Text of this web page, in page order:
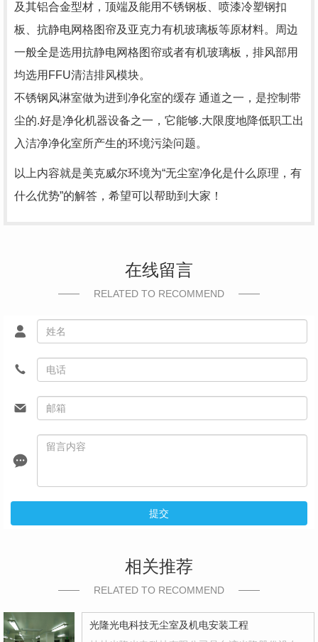
及其铝合金型材，顶端及能用不锈钢板、喷漆冷塑钢扣
板、抗静电网格图帘及亚克力有机玻璃板等原材料。周边
一般全是选用抗静电网格图帘或者有机玻璃板，排风部用
均选用FFU清洁排风模块。
不锈钢风淋室做为进到净化室的缓存 通道之一，是控制带
尘的.好是净化机器设备之一，它能够.大限度地降低职工出
入洁净净化室所产生的环境污染问题。
以上内容就是美克威尔环境为“无尘室净化是什么原理，有
什么优势”的解答，希望可以帮助到大家！
在线留言
RELATED TO RECOMMEND
提交
相关推荐
RELATED TO RECOMMEND
光隆光电科技无尘室及机电安装工程